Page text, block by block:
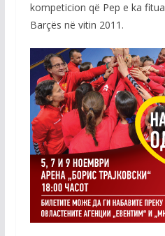
kompeticion që Pep e ka
Barçës në vitin 2011.